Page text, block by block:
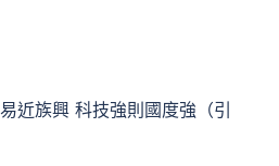
近族興 科技強則國度強 （引